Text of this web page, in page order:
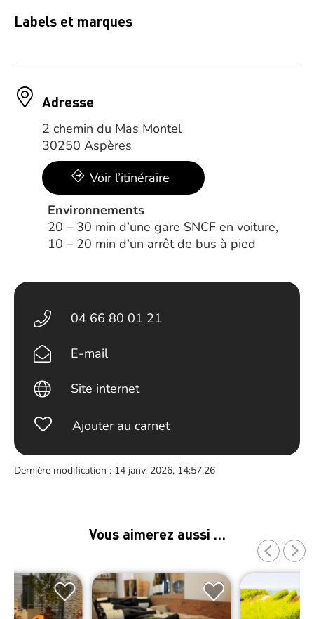
Labels et marques
Adresse
2 chemin du Mas Montel
30250 Aspères
Voir l’itinéraire
Environnements
20 – 30 min d’une gare SNCF en voiture,
10 – 20 min d’un arrêt de bus à pied
04 66 80 01 21
E-mail
Site internet
Ajouter au carnet
Dernière modification : 14 janv. 2026, 14:57:26
Vous aimerez aussi …